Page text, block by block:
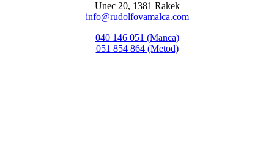
Unec 20, 1381 Rakek
info@rudolfovamalca.com
040 146 051 (Manca)
051 854 864 (Metod)